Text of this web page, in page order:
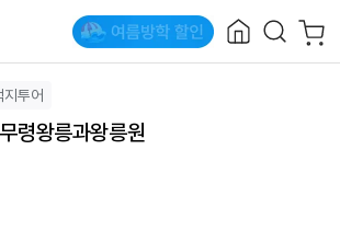
지투어
령왕릉과왕릉원